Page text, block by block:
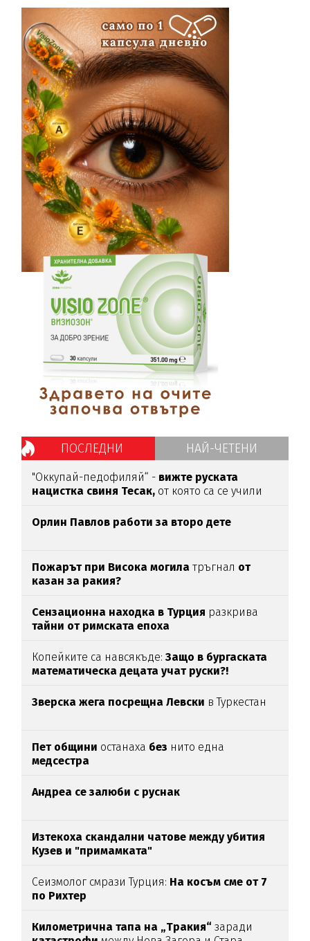
ПОСЛЕДНИ НАЙ-ЧЕТЕНИ
"Оккупай-педофиляй“ - вижте руската
нацистка свиня Тесак, от която са се учили
Орлин Павлов работи за второ дете
Пожарът при Висока могила тръгнал от
казан за ракия?
Сензационна находка в Турция разкрива
тайни от римската епоха
Копейките са навсякъде:Защо в бургаската
математическа децата учат руски?!
Зверска жега посрещна Левски в Туркестан
Пет общини останаха без нито една
медсестра
Андреа се залюби с руснак
Изтекоха скандални чатове между убития
Кузев и "примамката"
Сеизмолог смрази Турция: На косъм сме от 7
по Рихтер
Километрична тапа на „Тракия“ заради